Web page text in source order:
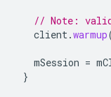
// Note:
client.warmup
mSession =
}